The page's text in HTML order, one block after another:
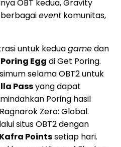
OBT kedua, Gravity
event komunitas,
untuk keduagamedan
Egg di Get Poring.
selama OBT2 untuk
Passyang dapat
Poring hasil
Zero: Global.
situs OBT2 dengan
Pointssetiap hari.